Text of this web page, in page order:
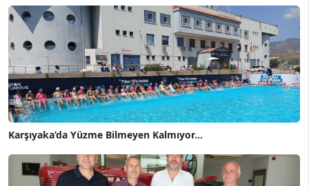
Karşıyaka’da Yüzme Bilmeyen Kalmıyor...